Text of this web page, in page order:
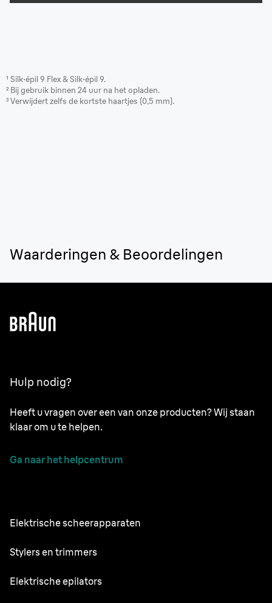
¹ Silk·épil 9 Flex & Silk·épil 9.
² Bij gebruik binnen 24 uur na het opladen.
³ Verwijdert zelfs de kortste haartjes (0,5 mm).
Waarderingen & Beoordelingen
Hulp nodig?
Heeft u vragen over een van onze producten? Wij staan
klaar om u te helpen.
Ga naar het helpcentrum
Elektrische scheerapparaten
Series 9 Pro
Stylers en trimmers
Professionele baardtrimmer
Elektrische epilators